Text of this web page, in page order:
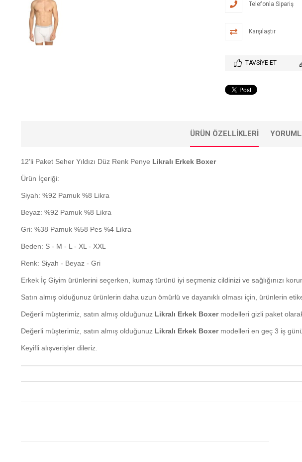
Telefonla Sipariş
Karşılaştır
TAVSIYE ET
ÜRÜN ÖZELLIKLERI
12'li Paket Seher Yıldızı Düz Renk Penye Likralı Erkek Boxer
Ürün İçeriği:
Siyah: %92 Pamuk %8 Likra
Beyaz: %92 Pamuk %8 Likra
Gri: %38 Pamuk %58 Pes %4 Likra
Beden: S - M - L - XL - XXL
Renk: Siyah - Beyaz - Gri
Erkek İç Giyim ürünlerini seçerken, kumaş türünü iyi seçmeniz cildinizi ve sağlığınızı
Satın almış olduğunuz ürünlerin daha uzun ömürlü ve dayanıklı olması için, ürünlerin
Değerli müşterimiz, satın almış olduğunuz Likralı Erkek Boxermodelleri gizli paket
Değerli müşterimiz, satın almış olduğunuz Likralı Erkek Boxermodelleri en geç 3 iş
Keyifli alışverişler dileriz.